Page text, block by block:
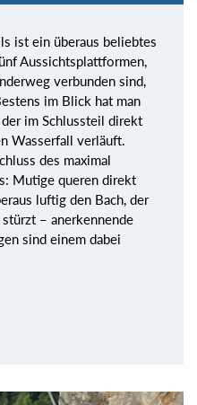
ist ein überaus beliebtes
Aussichtsplattformen,
verbunden sind,
im Blick hat man
im Schlussteil direkt
Wasserfall verläuft.
des maximal
Mutige queren direkt
luftig den Bach, der
– anerkennende
sind einem dabei